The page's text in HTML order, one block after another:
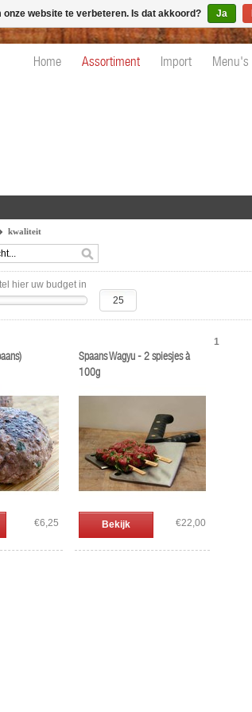
Home Assortiment Import Menu's
kwaliteit
hier uw budget in
€6,25
Spaans Wagyu - 2 spiesjes à
100g
Bekijk €22,00
1
onze website te verbeteren. Is dat akkoord? Ja